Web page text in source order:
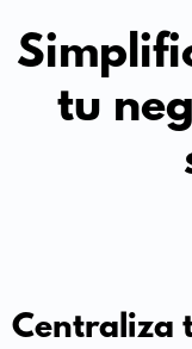
tu
Centraliza